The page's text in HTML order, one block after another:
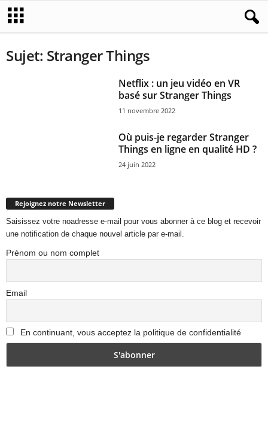
Sujet: Stranger Things
Netflix : un jeu vidéo en VR
basé sur Stranger Things
11 novembre 2022
Où puis-je regarder Stranger
Things en ligne en qualité HD ?
24 juin 2022
Rejoignez notre Newsletter
Saisissez votre noadresse e-mail pour vous abonner à ce blog et recevoir
une notification de chaque nouvel article par e-mail.
Prénom ou nom complet
Email
En continuant, vous acceptez la politique de confidentialité